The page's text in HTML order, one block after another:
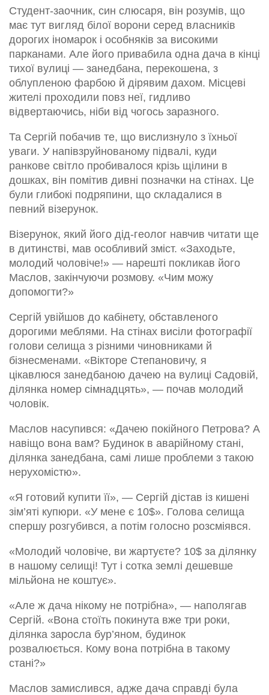
Студент-заочник, син слюсаря, він розумів, що
має тут вигляд білої ворони серед власників
дорогих іномарок і особняків за високими
парканами. Але його привабила одна дача в кінці
тихої вулиці — занедбана, перекошена, з
облупленою фарбою й дірявим дахом. Місцеві
жителі проходили повз неї, гидливо
відвертаючись, ніби від чогось заразного.
Та Сергій побачив те, що вислизнуло з їхньої
уваги. У напівзруйнованому підвалі, куди
ранкове світло пробивалося крізь щілини в
дошках, він помітив дивні позначки на стінах. Це
були глибокі подряпини, що складалися в
певний візерунок.
Візерунок, який його дід-геолог навчив читати ще
в дитинстві, мав особливий зміст. «Заходьте,
молодий чоловіче!» — нарешті покликав його
Маслов, закінчуючи розмову. «Чим можу
допомогти?»
Сергій увійшов до кабінету, обставленого
дорогими меблями. На стінах висіли фотографії
голови селища з різними чиновниками й
бізнесменами. «Вікторе Степановичу, я
цікавлюся занедбаною дачею на вулиці Садовій,
ділянка номер сімнадцять», — почав молодий
чоловік.
Маслов насупився: «Дачею покійного Петрова? А
навіщо вона вам? Будинок в аварійному стані,
ділянка занедбана, самі лише проблеми з такою
нерухомістю».
«Я готовий купити її», — Сергій дістав із кишені
зім’яті купюри. «У мене є 10$». Голова селища
спершу розгубився, а потім голосно розсміявся.
«Молодий чоловіче, ви жартуєте? 10$ за ділянку
в нашому селищі! Тут і сотка землі дешевше
мільйона не коштує».
«Але ж дача нікому не потрібна», — наполягав
Сергій. «Вона стоїть покинута вже три роки,
ділянка заросла бур’яном, будинок
розвалюється. Кому вона потрібна в такому
стані?»
Маслов замислився, адже дача справді була